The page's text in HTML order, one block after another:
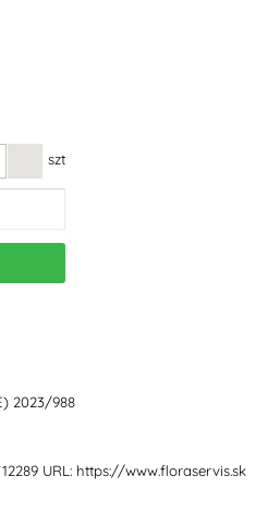
szt
2023/988
URL: https://www.floraservis.sk